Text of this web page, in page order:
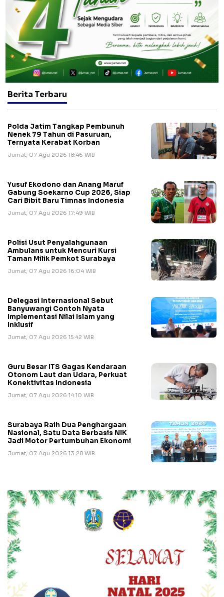
Berita Terbaru
Polda Jatim Tangkap Pembunuh
Nenek 79 Tahun di Pasuruan,
Ternyata Kerabat Korban
Jumat, 07 Agu 2026 18:46 WIB
Yusuf Ekodono dan Anang Maruf
Gabung Soekarno Cup 2026, Siap
Cari Bibit Baru Timnas Indonesia
Jumat, 07 Agu 2026 17:49 WIB
Polisi Usut Penyalahgunaan
Ambulans untuk Mencuri Kursi
Taman Milik Pemkot Surabaya
Jumat, 07 Agu 2026 16:04 WIB
Delegasi Internasional Sebut
Banyuwangi Contoh Nyata
Implementasi Nilai Islam yang
Inklusif
Jumat, 07 Agu 2026 15:42 WIB
Guru Besar ITS Gagas Kendaraan
Otonom Laut dan Udara, Perkuat
Konektivitas Indonesia
Jumat, 07 Agu 2026 14:10 WIB
Surabaya Raih Dua Penghargaan
Nasional, Satu Data Berbasis NIK
Jadi Motor Pertumbuhan Ekonomi
Jumat, 07 Agu 2026 13:28 WIB